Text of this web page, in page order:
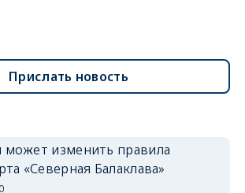
Прислать новость
изменить правила
«Северная Балаклава»